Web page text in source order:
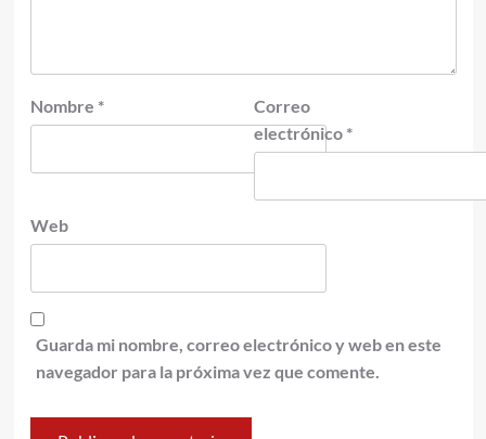
Nombre *
Correo
electrónico *
Web
Guarda mi nombre, correo electrónico y web en este
navegador para la próxima vez que comente.